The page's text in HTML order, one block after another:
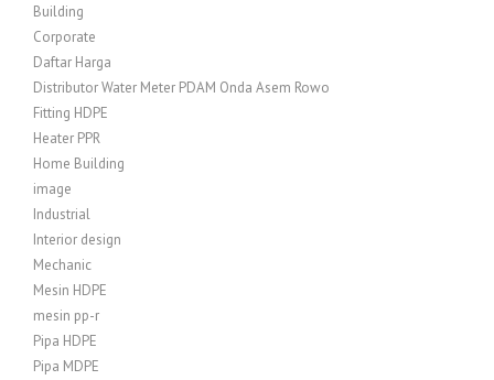
Building
Corporate
Daftar Harga
Distributor Water Meter PDAM Onda Asem Rowo
Fitting HDPE
Heater PPR
Home Building
image
Industrial
Interior design
Mechanic
Mesin HDPE
mesin pp-r
Pipa HDPE
Pipa MDPE